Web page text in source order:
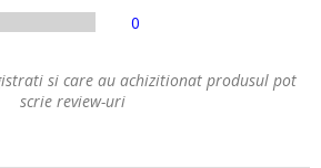
0
si care au achizitionat produsul pot
scrie review-uri